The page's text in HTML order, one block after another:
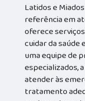
Latidos e
referência em
oferece
cuidar da saúde
uma equipe de
especializados,
atender às
tratamento